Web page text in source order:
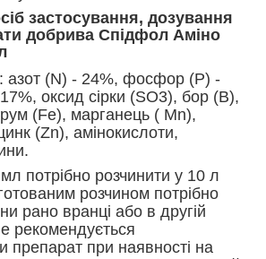
застосування, дозування
добрива Спідфол Аміно
азот (N) - 24%, фосфор (P) -
оксид сірки (SO3), бор (В),
(Fe), марганець ( Mn),
(Zn), амінокислоти,
потрібно розчинити у 10 л
розчином потрібно
рано вранці або в другій
рекомендується
препарат при наявності на